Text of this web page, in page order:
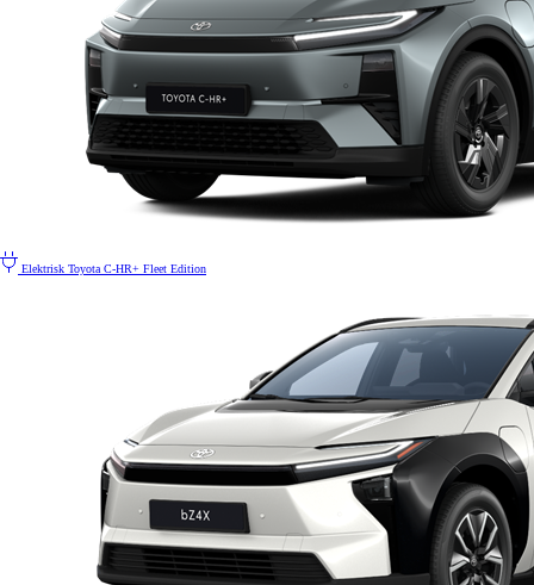
Elektrisk Toyota C-HR+ Fleet Edition